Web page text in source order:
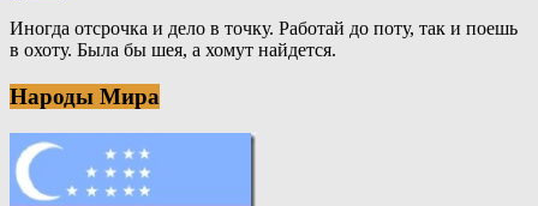
Иногда отсрочка и дело в точку. Работай до поту, так и поешь
в охоту. Была бы шея, а хомут найдется.
Народы Мира